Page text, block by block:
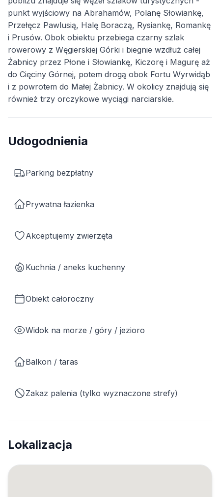
punkt wyjściowy na Abrahamów, Polanę Słowiankę,
Przełęcz Pawlusią, Halę Boraczą, Rysiankę, Romankę
i Prusów. Obok obiektu przebiega czarny szlak
rowerowy z Węgierskiej Górki i biegnie wzdłuż całej
Żabnicy przez Płone i Słowiankę, Kiczorę i Magurę aż
do Cięciny Górnej, potem drogą obok Fortu Wyrwidąb
i z powrotem do Małej Żabnicy. W okolicy znajdują się
również trzy orczykowe wyciągi narciarskie.
Udogodnienia
Parking bezpłatny
Prywatna łazienka
Akceptujemy zwierzęta
Kuchnia / aneks kuchenny
Obiekt całoroczny
Widok na morze / góry / jezioro
Balkon / taras
Zakaz palenia (tylko wyznaczone strefy)
Lokalizacja